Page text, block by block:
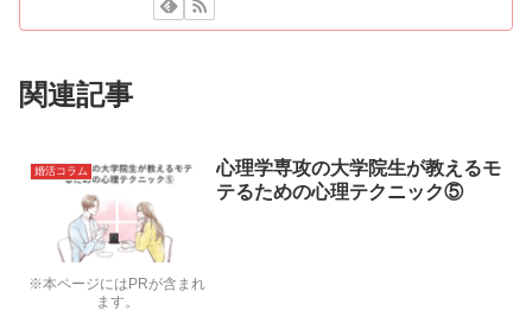
関連記事
※本ページにはPRが含まれ
ます。
婚活コラム
心理学専攻の大学院生が教えるモ
テるための心理テクニック⑤